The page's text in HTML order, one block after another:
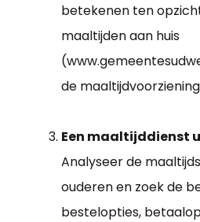
betekenen ten
maaltijden aan huis
de
Een maaltijddienst
Analyseer de
ouderen en zoek de
bestelopties,